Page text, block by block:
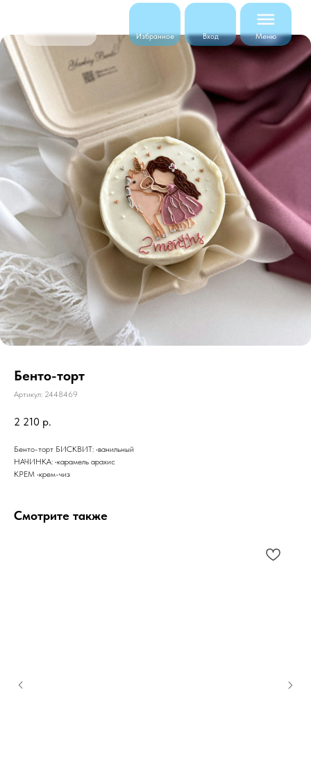
Меню
Вход
Избранное
Бенто-торт
Артикул: 2448469
2 210 р.
Бенто-торт БИСКВИТ: •ванильный
НАЧИНКА: •карамель арахис
КРЕМ •крем-чиз
Смотрите также